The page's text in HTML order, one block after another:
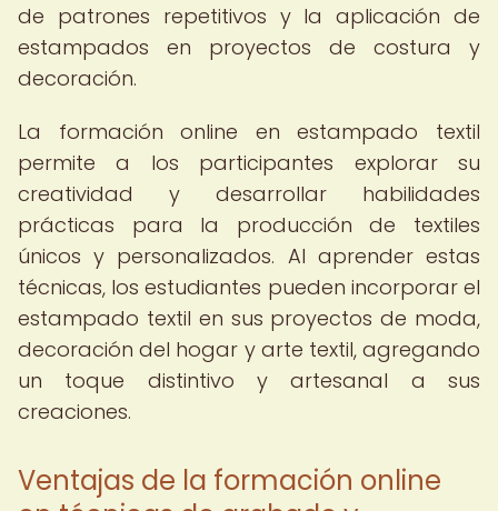
de patrones repetitivos y la aplicación de
estampados en proyectos de costura y
decoración.
La formación online en estampado textil
permite a los participantes explorar su
creatividad y desarrollar habilidades
prácticas para la producción de textiles
únicos y personalizados. Al aprender estas
técnicas, los estudiantes pueden incorporar el
estampado textil en sus proyectos de moda,
decoración del hogar y arte textil, agregando
un toque distintivo y artesanal a sus
creaciones.
Ventajas de la formación online